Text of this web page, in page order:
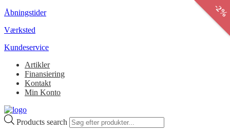
Åbningstider
Værksted
Kundeservice
Artikler
Finansiering
Kontakt
Min Konto
Products search
-
2
%